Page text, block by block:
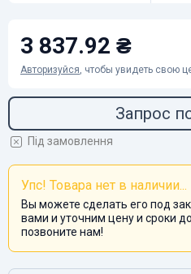
3 837.92 ₴
Авторизуйся, чтобы увидеть свою
Запрос
Під замовлення
Упс! Товара нет в наличии...
Вы можете сделать его под
вами и уточним цену и сроки
позвоните нам!